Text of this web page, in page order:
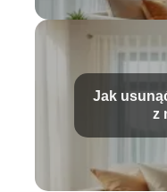
Jak
z